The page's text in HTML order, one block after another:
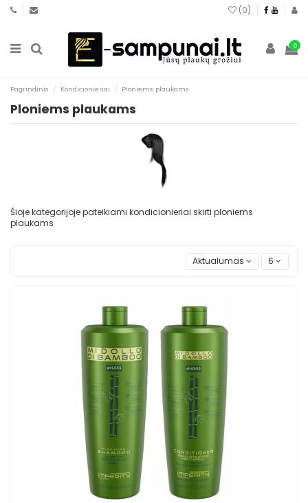
(0)
0
Pagrindinis Kondicionieriai Ploniems plaukams
Ploniems plaukams
Šioje kategorijoje pateikiami kondicionieriai skirti ploniems
plaukams
Aktualumas 6